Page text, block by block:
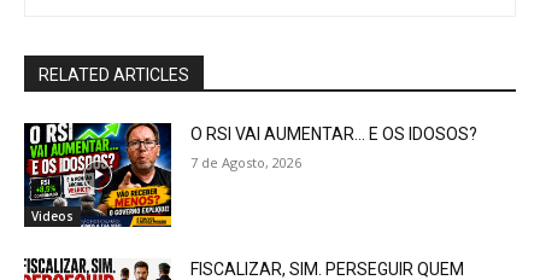
RELATED ARTICLES
Videos
O RSI VAI AUMENTAR… E OS IDOSOS?
7 de Agosto, 2026
FISCALIZAR, SIM. PERSEGUIR QUEM